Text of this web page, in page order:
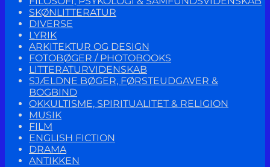
SKØNLITTERATUR
DIVERSE
LYRIK
ARKITEKTUR OG DESIGN
FOTOBØGER / PHOTOBOOKS
LITTERATURVIDENSKAB
SJÆLDNE BØGER, FØRSTEUDGAVER &
BOGBIND
OKKULTISME, SPIRITUALITET & RELIGION
MUSIK
FILM
ENGLISH FICTION
DRAMA
ANTIKKEN